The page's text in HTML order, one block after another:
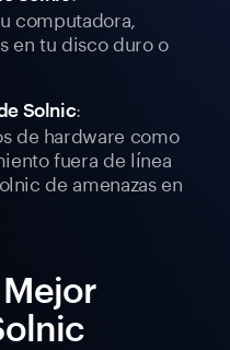
computadora,
en tu disco duro o
Solnic:
de hardware como
fuera de línea
de amenazas en